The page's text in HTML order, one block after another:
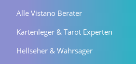
Alle Vistano Berater
Kartenleger & Tarot Experten
Hellseher & Wahrsager